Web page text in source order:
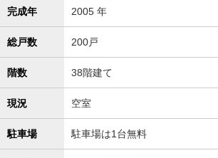
完成年 2005 年
総戸数 200戸
階数 38階建て
現況 空室
駐車場 駐車場は1台無料